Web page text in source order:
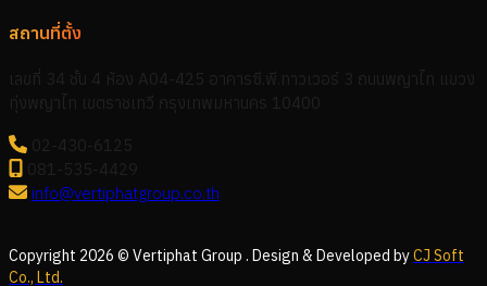
สถานที่ตั้ง
เลขที่ 34 ชั้น 4 ห้อง A04-425 อาคารซี.พี.ทาวเวอร์ 3 ถนนพญาไท แขวง
ทุ่งพญาไท เขตราชเทวี กรุงเทพมหานคร 10400
02-430-6125
081-535-4429
info@vertiphatgroup.co.th
Copyright 2026 © Vertiphat Group . Design & Developed byCJ Soft
Co., Ltd.